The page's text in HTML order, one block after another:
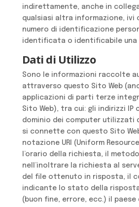
indirettamente, anche in
qualsiasi altra informazione, ivi
numero di identificazione
identificata o identificabile una
Dati di Utilizzo
Sono le informazioni raccolte
attraverso questo Sito Web
applicazioni di parti terze
Sito Web), tra cui: gli indirizzi IP
dominio dei computer utilizzati
si connette con questo Sito
notazione URI (Uniform
l’orario della richiesta, il
nell’inoltrare la richiesta al
del file ottenuto in risposta, il
indicante lo stato della
(buon fine, errore, ecc.) il paese